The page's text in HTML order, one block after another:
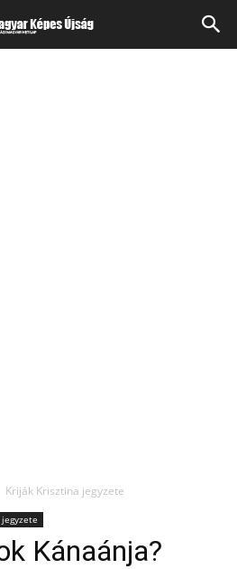
Kriják Krisztina jegyzete
Kánaánja?